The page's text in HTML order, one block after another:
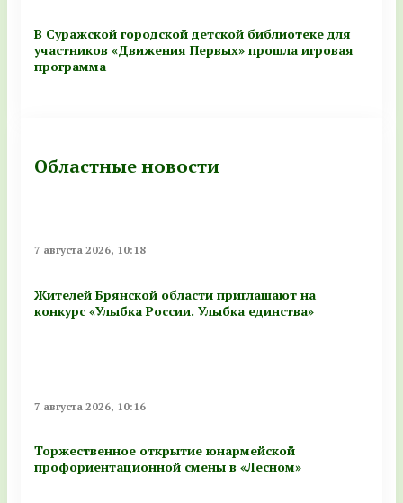
В Суражской городской детской библиотеке для
участников «Движения Первых» прошла игровая
программа
Областные новости
7 августа 2026, 10:18
Жителей Брянской области приглашают на
конкурс «Улыбка России. Улыбка единства»
7 августа 2026, 10:16
Торжественное открытие юнармейской
профориентационной смены в «Лесном»